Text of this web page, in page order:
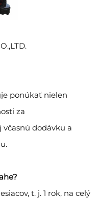
ponúkať nielen
za
včasnú dodávku a
t. j. 1 rok, na celý